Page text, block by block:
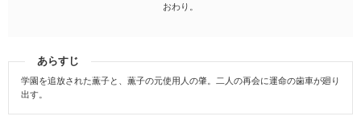
おわり。
あらすじ
学園を追放された薫子と、薫子の元使用人の肇。二人の再会に運命の歯車が廻り
出す。